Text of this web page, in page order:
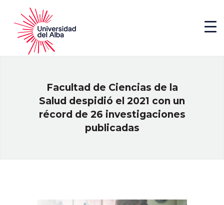
Facultad de Ciencias de la
Salud despidió el 2021 con un
récord de 26 investigaciones
publicadas